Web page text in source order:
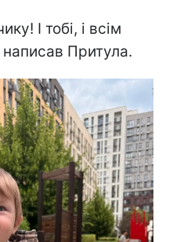
І тобі, і всім
Притула.